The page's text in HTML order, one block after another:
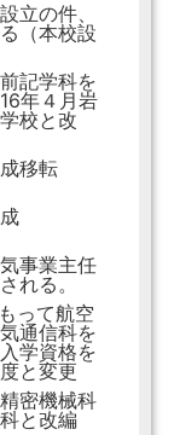
立の件、
（本校設
記学科を
年４月岩
校と改
移転
事業主任
れる。
って航空
通信科を
学資格を
と変更
密機械科
と改編